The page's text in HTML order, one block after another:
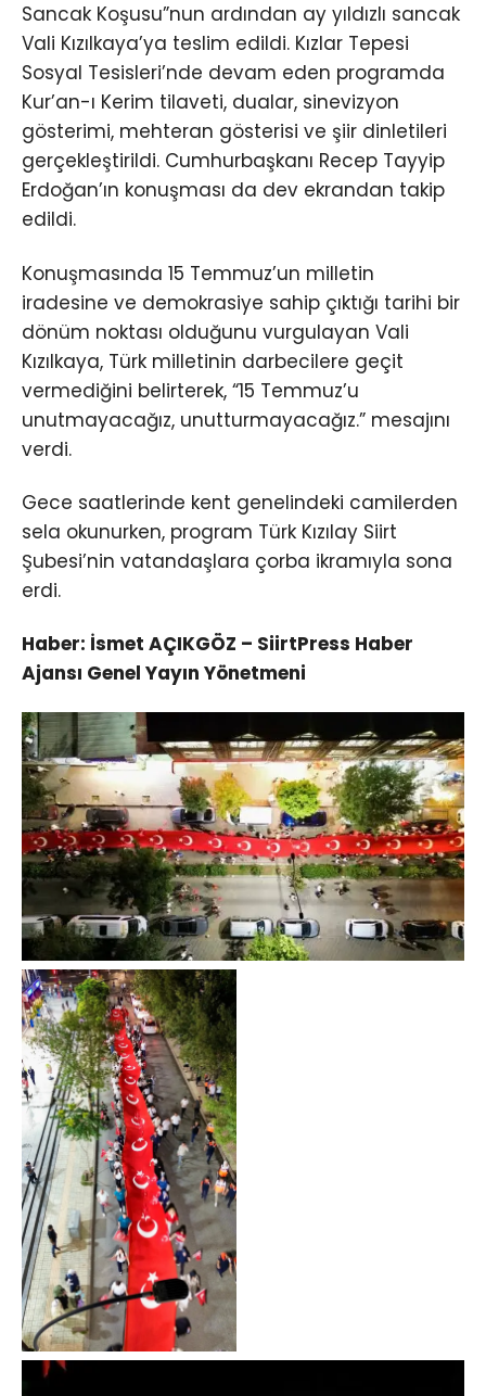
Sancak Koşusu”nun ardından ay yıldızlı sancak
Vali Kızılkaya’ya teslim edildi. Kızlar Tepesi
Sosyal Tesisleri’nde devam eden programda
Kur’an-ı Kerim tilaveti, dualar, sinevizyon
gösterimi, mehteran gösterisi ve şiir dinletileri
gerçekleştirildi. Cumhurbaşkanı Recep Tayyip
Erdoğan’ın konuşması da dev ekrandan takip
edildi.
Konuşmasında 15 Temmuz’un milletin
iradesine ve demokrasiye sahip çıktığı tarihi bir
dönüm noktası olduğunu vurgulayan Vali
Kızılkaya, Türk milletinin darbecilere geçit
vermediğini belirterek, “15 Temmuz’u
unutmayacağız, unutturmayacağız.” mesajını
verdi.
Gece saatlerinde kent genelindeki camilerden
sela okunurken, program Türk Kızılay Siirt
Şubesi’nin vatandaşlara çorba ikramıyla sona
erdi.
Haber: İsmet AÇIKGÖZ – SiirtPress Haber
Ajansı Genel Yayın Yönetmeni